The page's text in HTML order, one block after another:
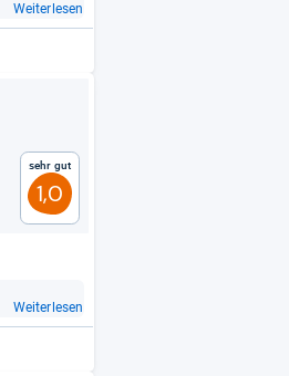
Weiterlesen
Sehr gut
1,0
Weiterlesen